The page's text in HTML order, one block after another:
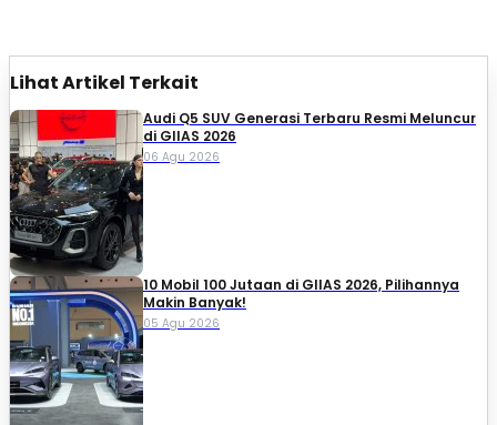
Lihat Artikel Terkait
Audi Q5 SUV Generasi Terbaru Resmi Meluncur
di GIIAS 2026
06 Agu 2026
10 Mobil 100 Jutaan di GIIAS 2026, Pilihannya
Makin Banyak!
05 Agu 2026